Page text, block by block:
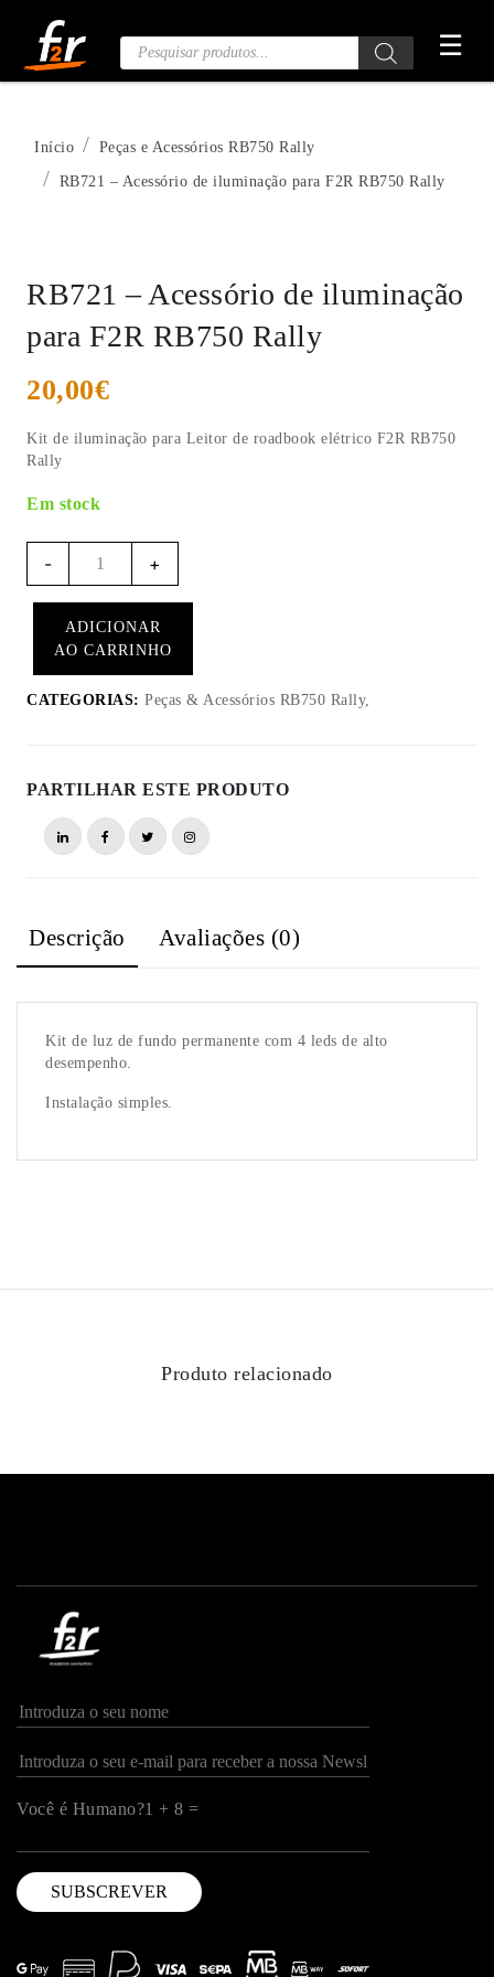
Pesquisa
Produtos
☰
Início Peças e Acessórios RB750 Rally
RB721 – Acessório de iluminação para F2R RB750 Rally
RB721 – Acessório de iluminação
para F2R RB750 Rally
20,00€
Kit de iluminação para Leitor de roadbook elétrico F2R RB750
Rally
Em stock
-
Quantidade
acessório
RB750
Rally
+
ADICIONAR
AO CARRINHO
CATEGORIAS: Peças & Acessórios RB750 Rally,
PARTILHAR ESTE PRODUTO
Descrição Avaliações (0)
Kit de luz de fundo permanente com 4 leds de alto
desempenho.
Instalação simples.
Produto relacionado
Você é Humano?1 + 8 =